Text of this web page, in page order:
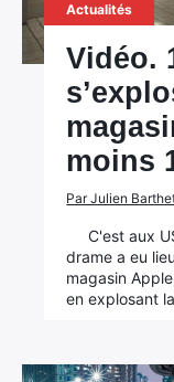
Actualités
Vidéo.
moins
Par Julien
C'est aux
drame a eu
magasin
en explosant